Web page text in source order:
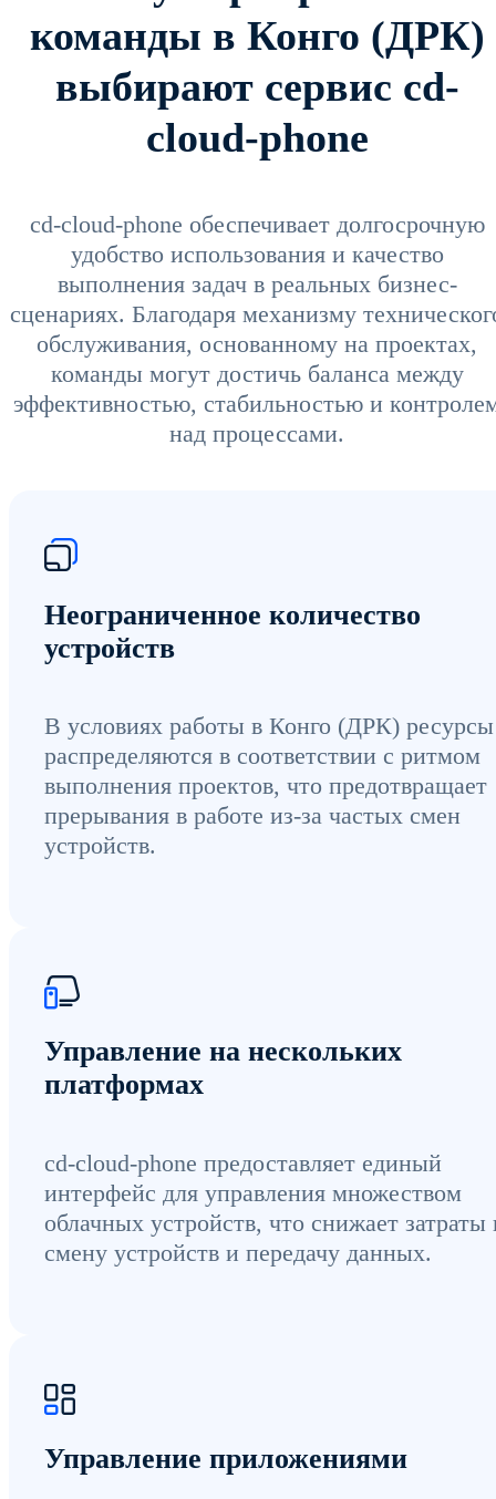
команды в Конго (ДРК)
выбирают сервис cd-
cloud-phone
cd-cloud-phone обеспечивает долгосрочную
удобство использования и качество
выполнения задач в реальных бизнес-
сценариях. Благодаря механизму
обслуживания, основанному на проектах,
команды могут достичь баланса между
эффективностью, стабильностью и
над процессами.
Неограниченное количество
устройств
В условиях работы в Конго (ДРК) ресурсы
распределяются в соответствии с ритмом
выполнения проектов, что предотвращает
прерывания в работе из-за частых смен
устройств.
Управление на нескольких
платформах
cd-cloud-phone предоставляет единый
интерфейс для управления множеством
облачных устройств, что снижает затраты
смену устройств и передачу данных.
Управление приложениями